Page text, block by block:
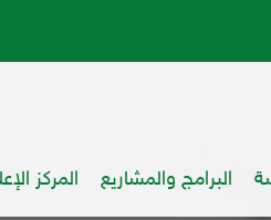
البرامج والمشاريع المركز